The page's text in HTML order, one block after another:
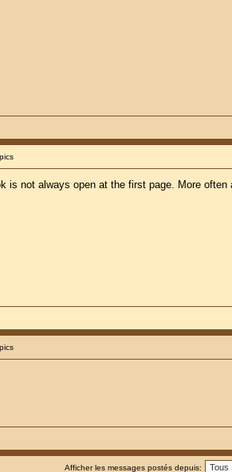
is not always open at the first page. More often
Afficher les messages postés depuis: